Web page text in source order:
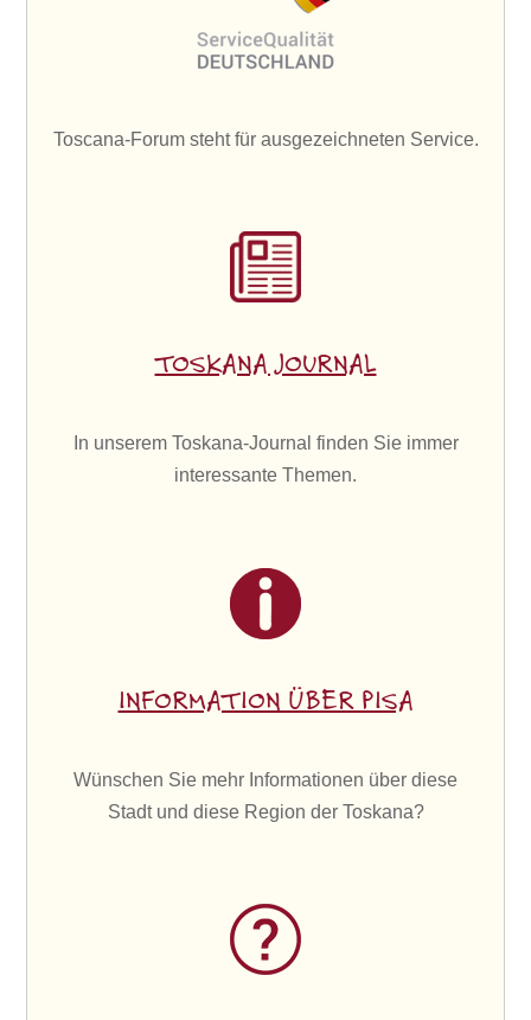
Toscana-Forum steht für ausgezeichneten Service.
TOSKANA JOURNAL
In unserem Toskana-Journal finden Sie immer
interessante Themen.
INFORMATION ÜBER PISA
Wünschen Sie mehr Informationen über diese
Stadt und diese Region der Toskana?